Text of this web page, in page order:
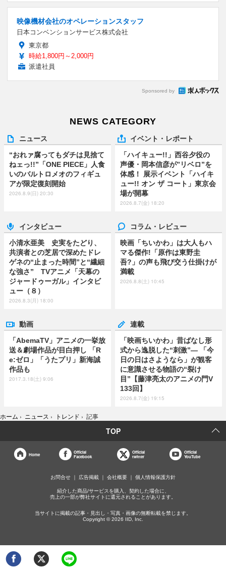
映像機材会社のオペレーションスタッフ
日本コンベンションサービス株式会社
東京都
時給1,800円～2,000円
派遣社員
Sponsored by
NEWS CATEGORY
ニュース
“おれァ腐ってもダチは見捨て
ねェっ!!”「ONE PIECE」人食
いのバルトロメオのフィギュ
アが限定復刻開始
2026.8.9(日) 20:30
イベント・レポート
「ハイキュー!!」西谷夕役の
声優・岡本信彦が”リベロ”を
体感！ 展示イベント「ハイキ
ュー!! オン ザ コート」東京会
場が開幕
2026.8.7(金) 18:20
インタビュー
小清水亜美 史実をたどり、
共演者との芝居で深めたドレ
ゲネの“止まった時間”と“繊細
な強さ” TVアニメ「天幕の
ジャードゥーガル」インタビ
ュー（８）
2026.8.3(月) 18:00
コラム・レビュー
映画「ちいかわ」は大人もハ
マる傑作!「原作は東野圭
吾?」の声も飛び交う仕掛けが
満載
2026.8.8(土) 10:45
動画
「AbemaTV」アニメの一挙放
送＆劇場作品が目白押し 「R
e:ゼロ」「うたプリ」新海誠
作品も
2017.3.18(土) 9:06
連載
「映画ちいかわ」昔ばなし形
式から逸脱した“刺激”― 「今
日の日はさようなら」が観客
に意識させる物語の“裂け
目”【藤津亮太のアニメの門V
133回】
2026.8.7(金) 19:15
ホーム › ニュース › トレンド › 記事
TOP
Home
Official
Facebook
Official
twitter
Official
YouTube
お問合せ 広告掲載 会社概要 個人情報保護方針
紹介した商品/サービスを購入、契約した場合に、
売上の一部が弊社サイトに還元されることがあります。
当サイトに掲載の記事・見出し・写真・画像の無断転載を禁じます。
Copyright © 2026 IID, Inc.